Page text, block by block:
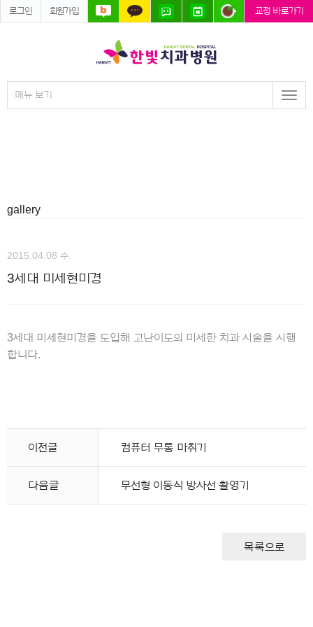
로그인 회원가입 교정 바로가기
메뉴 보기
gallery
2015.04.08 수.
3세대 미세현미경
3세대 미세현미경을 도입해 고난이도의 미세한 치과 시술을 시행
합니다.
이전글 컴퓨터 무통 마취기
다음글 무선형 이동식 방사선 촬영기
목록으로